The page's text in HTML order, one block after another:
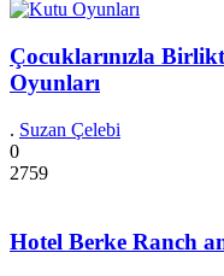
Çocuklarınızla
Oyunları
. Suzan Çelebi
0
2759
Hotel Berke Ranch